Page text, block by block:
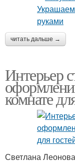
читать дальше →
Интерьер
комнате
Светлана Леонова